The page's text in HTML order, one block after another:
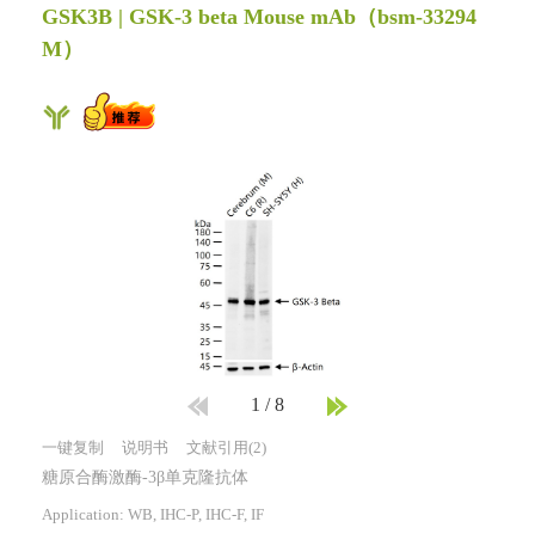
GSK3B | GSK-3 beta Mouse mAb （bsm-33294
M）
1 /8
一键复制 说明书 文献引用(2)
糖原合酶激酶-3β单克隆抗体
Application: WB, IHC-P, IHC-F, IF